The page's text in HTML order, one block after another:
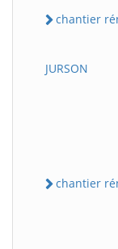
chantier
JURSON
chantier